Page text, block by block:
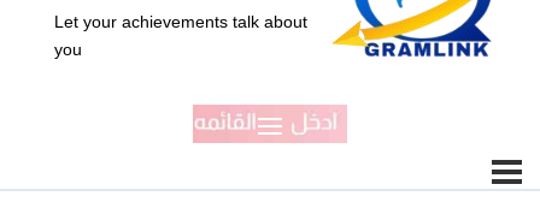
Let your achievements talk about
you